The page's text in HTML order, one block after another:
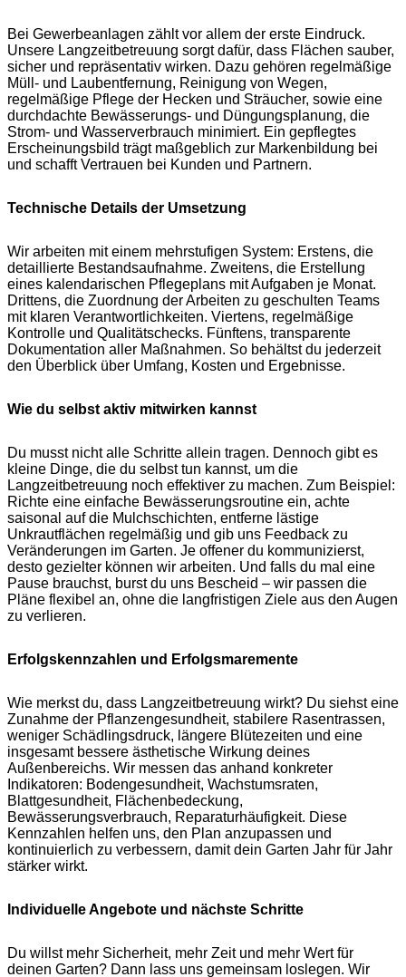
Bei Gewerbeanlagen zählt vor allem der erste Eindruck.
Unsere Langzeitbetreuung sorgt dafür, dass Flächen sauber,
sicher und repräsentativ wirken. Dazu gehören regelmäßige
Müll- und Laubentfernung, Reinigung von Wegen,
regelmäßige Pflege der Hecken und Sträucher, sowie eine
durchdachte Bewässerungs- und Düngungsplanung, die
Strom- und Wasserverbrauch minimiert. Ein gepflegtes
Erscheinungsbild trägt maßgeblich zur Markenbildung bei
und schafft Vertrauen bei Kunden und Partnern.
Technische Details der Umsetzung
Wir arbeiten mit einem mehrstufigen System: Erstens, die
detaillierte Bestandsaufnahme. Zweitens, die Erstellung
eines kalendarischen Pflegeplans mit Aufgaben je Monat.
Drittens, die Zuordnung der Arbeiten zu geschulten Teams
mit klaren Verantwortlichkeiten. Viertens, regelmäßige
Kontrolle und Qualitätschecks. Fünftens, transparente
Dokumentation aller Maßnahmen. So behältst du jederzeit
den Überblick über Umfang, Kosten und Ergebnisse.
Wie du selbst aktiv mitwirken kannst
Du musst nicht alle Schritte allein tragen. Dennoch gibt es
kleine Dinge, die du selbst tun kannst, um die
Langzeitbetreuung noch effektiver zu machen. Zum Beispiel:
Richte eine einfache Bewässerungsroutine ein, achte
saisonal auf die Mulchschichten, entferne lästige
Unkrautflächen regelmäßig und gib uns Feedback zu
Veränderungen im Garten. Je offener du kommunizierst,
desto gezielter können wir arbeiten. Und falls du mal eine
Pause brauchst, burst du uns Bescheid – wir passen die
Pläne flexibel an, ohne die langfristigen Ziele aus den Augen
zu verlieren.
Erfolgskennzahlen und Erfolgsmaremente
Wie merkst du, dass Langzeitbetreuung wirkt? Du siehst eine
Zunahme der Pflanzengesundheit, stabilere Rasentrassen,
weniger Schädlingsdruck, längere Blütezeiten und eine
insgesamt bessere ästhetische Wirkung deines
Außenbereichs. Wir messen das anhand konkreter
Indikatoren: Bodengesundheit, Wachstumsraten,
Blattgesundheit, Flächenbedeckung,
Bewässerungsverbrauch, Reparaturhäufigkeit. Diese
Kennzahlen helfen uns, den Plan anzupassen und
kontinuierlich zu verbessern, damit dein Garten Jahr für Jahr
stärker wirkt.
Individuelle Angebote und nächste Schritte
Du willst mehr Sicherheit, mehr Zeit und mehr Wert für
deinen Garten? Dann lass uns gemeinsam loslegen. Wir